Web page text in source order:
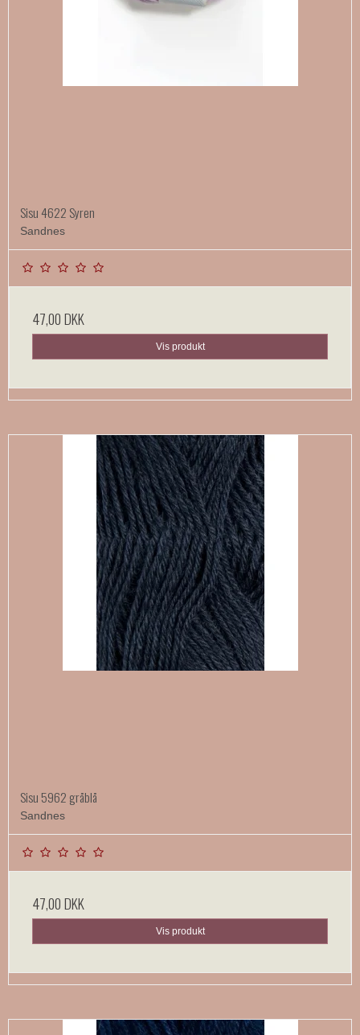
Sisu 4622 Syren
Sandnes
47,00 DKK
Vis produkt
Sisu 5962 gråblå
Sandnes
47,00 DKK
Vis produkt